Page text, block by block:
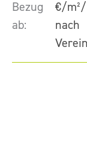
€/
Bezug
ab:
nach